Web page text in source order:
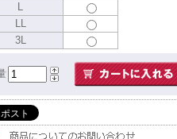
L
LL
3L